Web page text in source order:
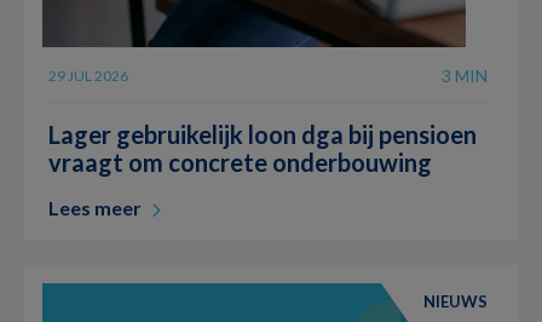
29 JUL 2026 3 MIN
Lager gebruikelijk loon dga bij pensioen
vraagt om concrete onderbouwing
Lees meer
NIEUWS